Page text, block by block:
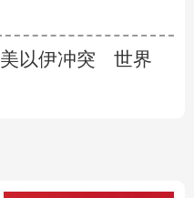
美以伊冲突
世界